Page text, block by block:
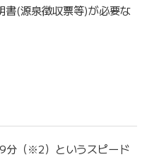
(源泉徴収票等)が必要な
分（※2）というスピード